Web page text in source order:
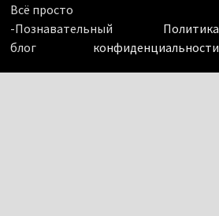
Всё просто
-Познавательный
блог
Политика
конфиденциальности